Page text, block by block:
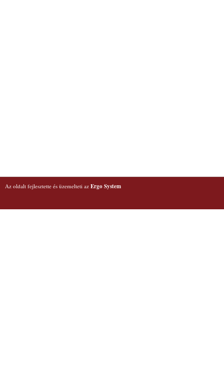
Az oldalt fejlesztette és üzemelteti az Ergo System